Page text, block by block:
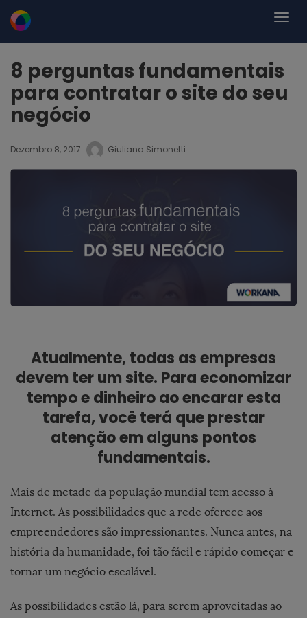
8 perguntas fundamentais
para contratar o site do seu
negócio
Dezembro 8, 2017 Giuliana Simonetti
Atualmente, todas as empresas
devem ter um site. Para economizar
tempo e dinheiro ao encarar esta
tarefa, você terá que prestar
atenção em alguns pontos
fundamentais.
Mais de metade da população mundial tem acesso à
Internet. As possibilidades que a rede oferece aos
empreendedores são impressionantes. Nunca antes, na
história da humanidade, foi tão fácil e rápido começar e
tornar um negócio escalável.
As possibilidades estão lá, para serem aproveitadas ao